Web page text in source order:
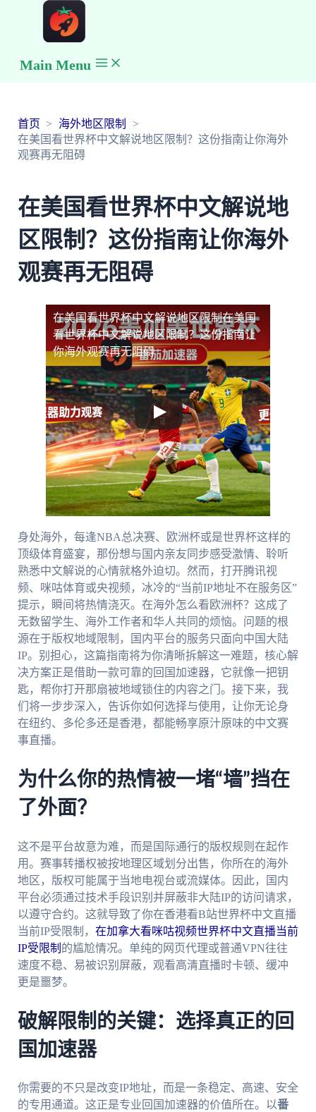
Main Menu
首页
海外地区限制
在美国看世界杯中文解说地区限制？这份指南让你海外
观赛再无阻碍
在美国看世界杯中文解说地
区限制？这份指南让你海外
观赛再无阻碍
在美国看世界杯中文解说地区限制在美国
看世界杯中文解说地区限制？这份指南让
你海外观赛再无阻碍
身处海外，每逢NBA总决赛、欧洲杯或是世界杯这样的
顶级体育盛宴，那份想与国内亲友同步感受激情、聆听
熟悉中文解说的心情就格外迫切。然而，打开腾讯视
频、咪咕体育或央视频，冰冷的“当前IP地址不在服务区”
提示，瞬间将热情浇灭。在海外怎么看欧洲杯？这成了
无数留学生、海外工作者和华人共同的烦恼。问题的根
源在于版权地域限制，国内平台的服务只面向中国大陆
IP。别担心，这篇指南将为你清晰拆解这一难题，核心解
决方案正是借助一款可靠的回国加速器，它就像一把钥
匙，帮你打开那扇被地域锁住的内容之门。接下来，我
们将一步步深入，告诉你如何选择与使用，让你无论身
在纽约、多伦多还是香港，都能畅享原汁原味的中文赛
事直播。
为什么你的热情被一堵“墙”挡在
了外面？
这不是平台故意为难，而是国际通行的版权规则在起作
用。赛事转播权被按地理区域划分出售，你所在的海外
地区，版权可能属于当地电视台或流媒体。因此，国内
平台必须通过技术手段识别并屏蔽非大陆IP的访问请求，
以遵守合约。这就导致了你在香港看B站世界杯中文直播
当前IP受限制， 在加拿大看咪咕视频世界杯中文直播当前
IP受限制 的尴尬情况。单纯的网页代理或普通VPN往往
速度不稳、易被识别屏蔽，观看高清直播时卡顿、缓冲
更是噩梦。
破解限制的关键：选择真正的回
国加速器
你需要的不只是改变IP地址，而是一条稳定、高速、安全
的专用通道。这正是专业回国加速器的价值所在。以番